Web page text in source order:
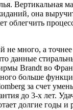
Вертикальная
она
облегчить
не много, а
данные
Brandt во
больше
за счет
до 3-х лет.
долгие годы и